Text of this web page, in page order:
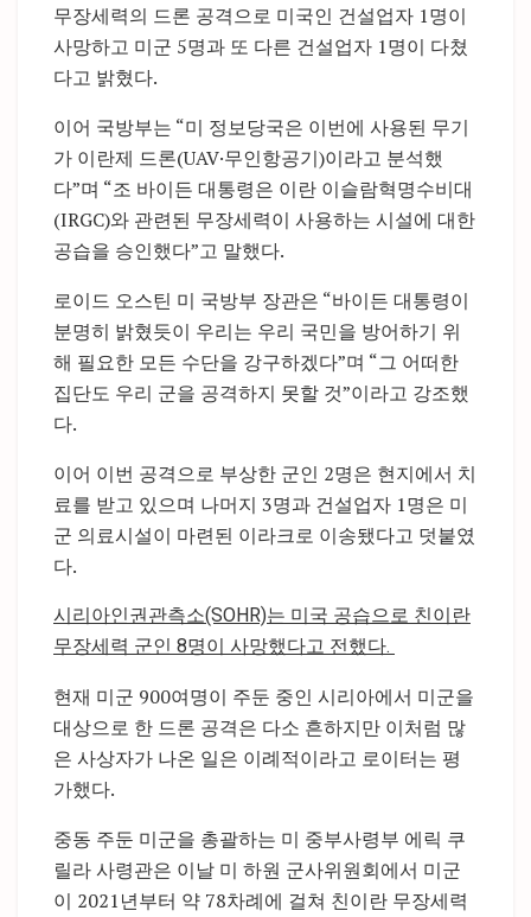
무장세력의 드론 공격으로 미국인 건설업자 1명이
사망하고 미군 5명과 또 다른 건설업자 1명이 다쳤
다고 밝혔다.
이어 국방부는 “미 정보당국은 이번에 사용된 무기
가 이란제 드론(UAV·무인항공기)이라고 분석했
다”며 “조 바이든 대통령은 이란 이슬람혁명수비대
(IRGC)와 관련된 무장세력이 사용하는 시설에 대한
공습을 승인했다”고 말했다.
로이드 오스틴 미 국방부 장관은 “바이든 대통령이
분명히 밝혔듯이 우리는 우리 국민을 방어하기 위
해 필요한 모든 수단을 강구하겠다”며 “그 어떠한
집단도 우리 군을 공격하지 못할 것”이라고 강조했
다.
이어 이번 공격으로 부상한 군인 2명은 현지에서 치
료를 받고 있으며 나머지 3명과 건설업자 1명은 미
군 의료시설이 마련된 이라크로 이송됐다고 덧붙였
다.
시리아인권관측소(SOHR)는 미국 공습으로 친이란
무장세력 군인 8명이 사망했다고 전했다.
현재 미군 900여명이 주둔 중인 시리아에서 미군을
대상으로 한 드론 공격은 다소 흔하지만 이처럼 많
은 사상자가 나온 일은 이례적이라고 로이터는 평
가했다.
중동 주둔 미군을 총괄하는 미 중부사령부 에릭 쿠
릴라 사령관은 이날 미 하원 군사위원회에서 미군
이 2021년부터 약 78차례에 걸쳐 친이란 무장세력